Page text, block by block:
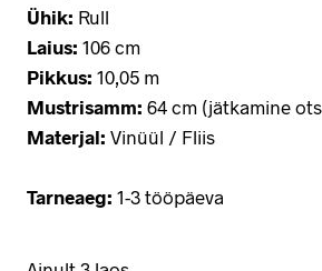
Ühik: Rull
Laius: 106 cm
Pikkus: 10,05 m
Mustrisamm: 64 cm (jätkamine
Materjal: Vinüül / Fliis
Tarneaeg: 1-3 tööpäeva